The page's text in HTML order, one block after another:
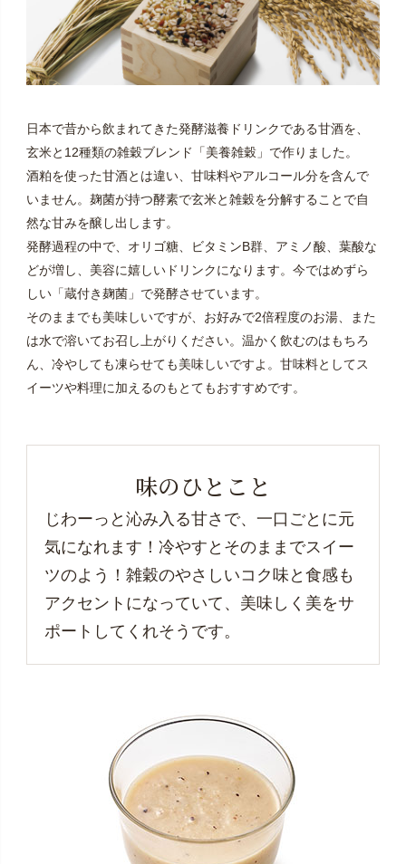
日本で昔から飲まれてきた発酵滋養ドリンクである甘酒を、
玄米と12種類の雑穀ブレンド「美養雑穀」で作りました。
酒粕を使った甘酒とは違い、甘味料やアルコール分を含んで
いません。麹菌が持つ酵素で玄米と雑穀を分解することで自
然な甘みを醸し出します。
発酵過程の中で、オリゴ糖、ビタミンB群、アミノ酸、葉酸な
どが増し、美容に嬉しいドリンクになります。今ではめずら
しい「蔵付き麹菌」で発酵させています。
そのままでも美味しいですが、お好みで2倍程度のお湯、また
は水で溶いてお召し上がりください。温かく飲むのはもちろ
ん、冷やしても凍らせても美味しいですよ。甘味料としてス
イーツや料理に加えるのもとてもおすすめです。
味のひとこと
じわーっと沁み入る甘さで、一口ごとに元
気になれます！冷やすとそのままでスイー
ツのよう！雑穀のやさしいコク味と食感も
アクセントになっていて、美味しく美をサ
ポートしてくれそうです。